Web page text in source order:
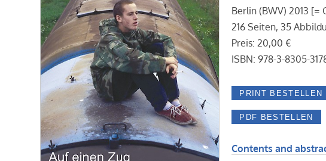
Berlin (BWV) 2013 [=
216 Seiten, 35
Preis: 20,00 €
ISBN: 978-3-8305-
Contents and